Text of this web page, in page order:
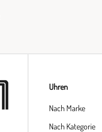
Uhren
Nach Marke
Nach Kategorie